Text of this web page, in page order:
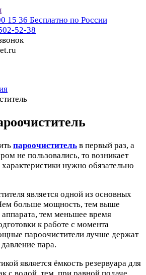
15 36 Бесплатно по России
52-38
пароочиститель в первый раз, а
не пользовались, то возникает
нужно обязательно
является одной из основных
больше мощность, тем выше
аппарата, тем меньшее время
к работе с момента
пароочистители лучше держат
пара.
является ёмкость резервуара для